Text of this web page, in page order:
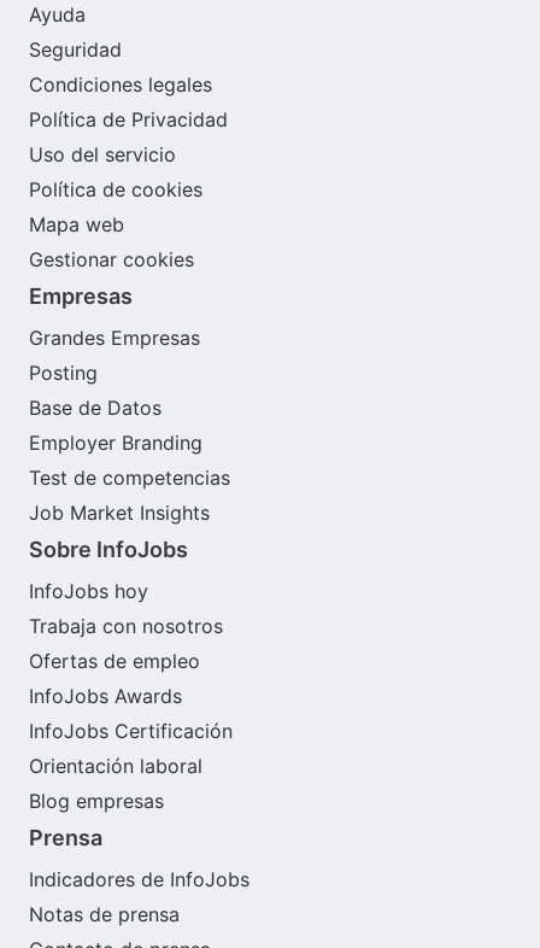
Ayuda
Seguridad
Condiciones legales
Política de Privacidad
Uso del servicio
Política de cookies
Mapa web
Gestionar cookies
Empresas
Grandes Empresas
Posting
Base de Datos
Employer Branding
Test de competencias
Job Market Insights
Sobre InfoJobs
InfoJobs hoy
Trabaja con nosotros
Ofertas de empleo
InfoJobs Awards
InfoJobs Certificación
Orientación laboral
Blog empresas
Prensa
Indicadores de InfoJobs
Notas de prensa